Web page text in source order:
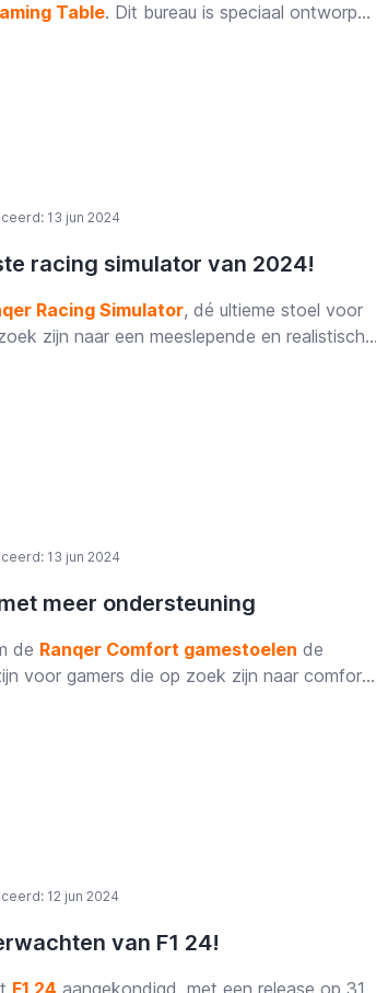
Table. Dit bureau is speciaal ontworpen
13 jun 2024
racing simulator van 2024!
Racing Simulator, dé ultieme stoel voor
zijn naar een meeslepende en realistische
13 jun 2024
meer ondersteuning
de Ranqer Comfort gamestoelen de
voor gamers die op zoek zijn naar comfort,
12 jun 2024
van F1 24!
F1 24 aangekondigd, met een release op 31